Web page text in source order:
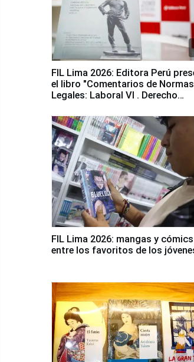
FIL Lima 2026: Editora Perú
el libro "Comentarios de Normas
Legales: Laboral Vl . Derecho
FIL Lima 2026: mangas y cómics
entre los favoritos de los